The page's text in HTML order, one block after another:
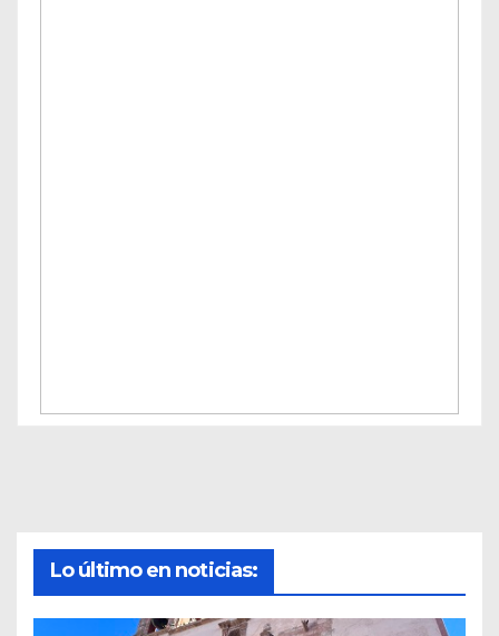
Lo último en noticias: